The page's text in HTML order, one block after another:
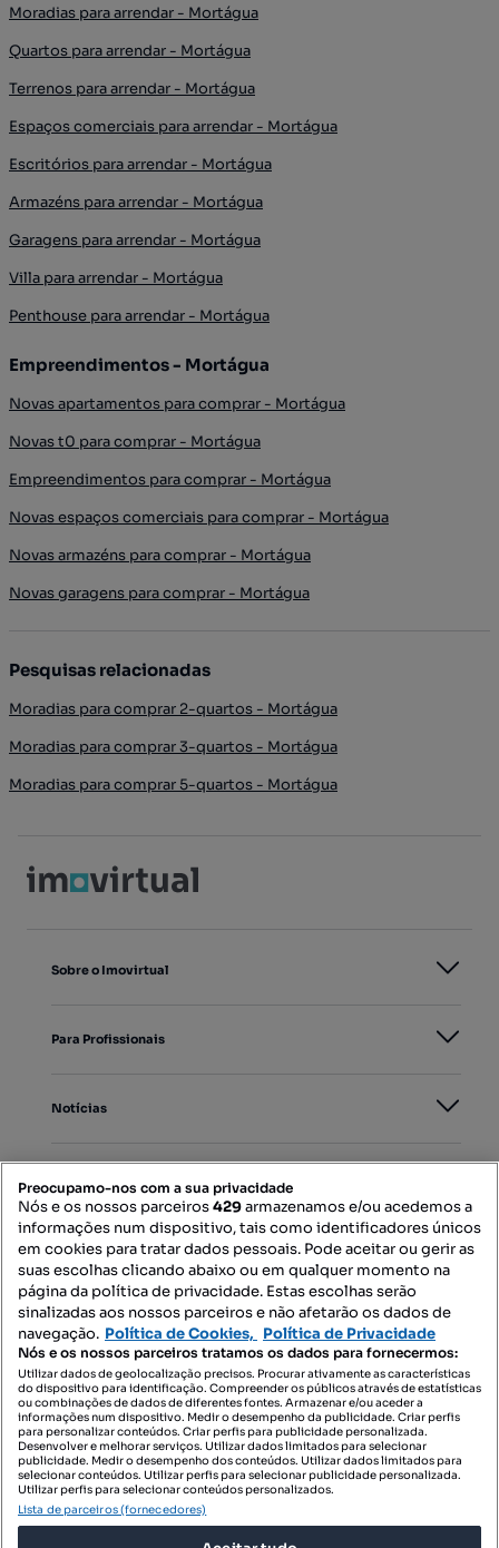
Moradias para arrendar - Mortágua
Quartos para arrendar - Mortágua
Terrenos para arrendar - Mortágua
Espaços comerciais para arrendar - Mortágua
Escritórios para arrendar - Mortágua
Armazéns para arrendar - Mortágua
Garagens para arrendar - Mortágua
Villa para arrendar - Mortágua
Penthouse para arrendar - Mortágua
Empreendimentos - Mortágua
Novas apartamentos para comprar - Mortágua
Novas t0 para comprar - Mortágua
Empreendimentos para comprar - Mortágua
Novas espaços comerciais para comprar - Mortágua
Novas armazéns para comprar - Mortágua
Novas garagens para comprar - Mortágua
Pesquisas relacionadas
Moradias para comprar 2-quartos - Mortágua
Moradias para comprar 3-quartos - Mortágua
Moradias para comprar 5-quartos - Mortágua
Sobre o Imovirtual
Para Profissionais
Notícias
Mapa do Site
Contacte-nos
SIGA-NOS:
DESCARREGAR NA:
Preocupamo-nos com a sua privacidade
Nós e os nossos parceiros429armazenamos e/ou acedemos a
informações num dispositivo, tais como identificadores únicos
em cookies para tratar dados pessoais. Pode aceitar ou gerir as
suas escolhas clicando abaixo ou em qualquer momento na
página da política de privacidade. Estas escolhas serão
sinalizadas aos nossos parceiros e não afetarão os dados de
navegação. Política de Cookies, Política de Privacidade
Nós e os nossos parceiros tratamos os dados para fornecermos:
Utilizar dados de geolocalização precisos. Procurar ativamente as características
do dispositivo para identificação. Compreender os públicos através de estatísticas
ou combinações de dados de diferentes fontes. Armazenar e/ou aceder a
informações num dispositivo. Medir o desempenho da publicidade. Criar perfis
para personalizar conteúdos. Criar perfis para publicidade personalizada.
Desenvolver e melhorar serviços. Utilizar dados limitados para selecionar
publicidade. Medir o desempenho dos conteúdos. Utilizar dados limitados para
selecionar conteúdos. Utilizar perfis para selecionar publicidade personalizada.
Utilizar perfis para selecionar conteúdos personalizados.
Lista de parceiros (fornecedores)